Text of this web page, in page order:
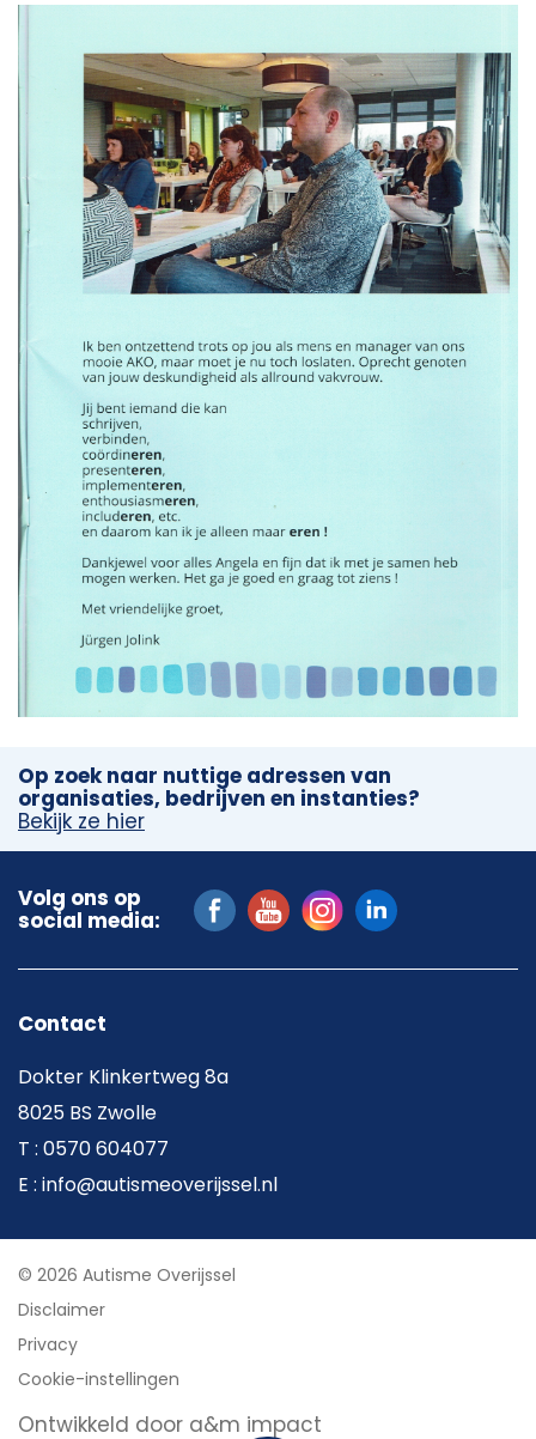
Op zoek naar nuttige adressen van
organisaties, bedrijven en instanties?
Bekijk ze hier
Volg ons op
social media:
Contact
Dokter Klinkertweg 8a
8025 BS Zwolle
T : 0570 604077
E : info@autismeoverijssel.nl
© 2026 Autisme Overijssel
Disclaimer
Privacy
Cookie-instellingen
Ontwikkeld door a&m impact